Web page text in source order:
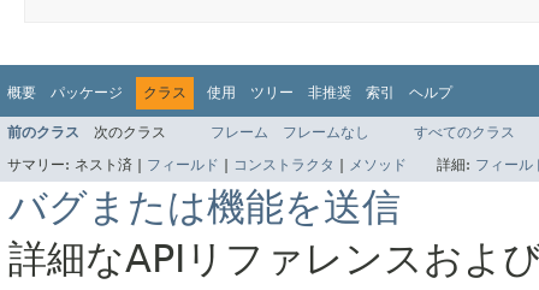
概要 パッケージ クラス 使用 ツリー 非推奨 索引 ヘルプ
前のクラス 次のクラス フレーム フレームなし
すべてのクラス
サマリー: ネスト済 | フィールド コンストラクタ メソッド 詳細: フィール
バグまたは機能を送信
詳細なAPIリファレンスおよ